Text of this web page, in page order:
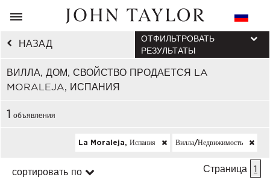
НАЗАД
ВИЛЛА, ДОМ, СВОЙСТВО ПРОДАЕТСЯ LA
MORALEJA, ИСПАНИЯ
ОТФИЛЬТРОВАТЬ
РЕЗУЛЬТАТЫ
1 объявления
La Moraleja, Испания Вилла/недвижимость
сортировать по Страница 1